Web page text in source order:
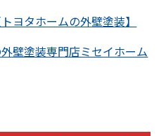
ヨタホームの外壁塗装】
壁塗装専門店ミセイホーム